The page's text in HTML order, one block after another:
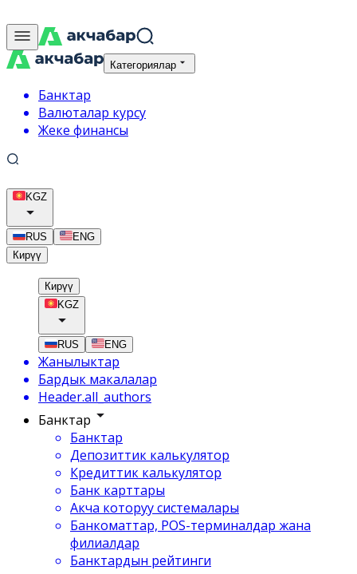
Категориялар
Банктар
Валюталар курсу
Жеке финансы
KGZ
RUS
ENG
Кирүү
Кирүү
KGZ
RUS ENG
Жанылыктар
Бардык макалалар
Header.all_authors
Банктар
Банктар
Депозиттик калькулятор
Кредиттик калькулятор
Банк карттары
Акча которуу системалары
Банкоматтар, POS-терминалдар жана
филиалдар
Банктардын рейтинги